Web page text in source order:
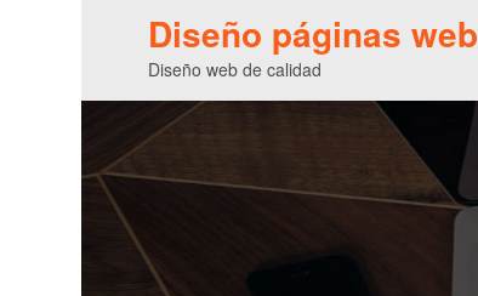
Diseño páginas web
Diseño web de calidad